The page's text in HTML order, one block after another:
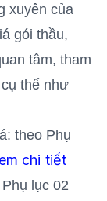
xuyên của
gói thầu,
tâm, tham
thể như
theo Phụ
chi tiết
lục 02